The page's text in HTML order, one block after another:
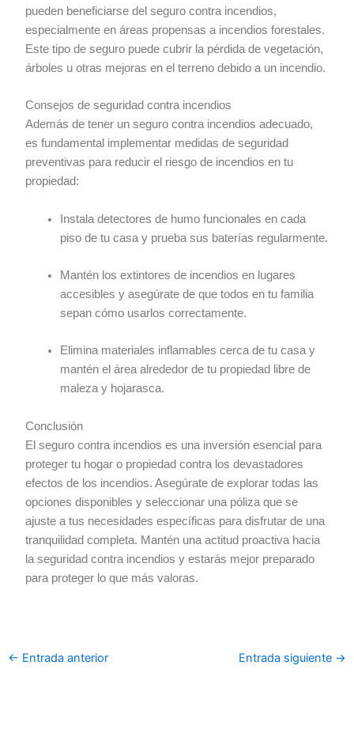
pueden beneficiarse del seguro contra incendios,
especialmente en áreas propensas a incendios forestales.
Este tipo de seguro puede cubrir la pérdida de vegetación,
árboles u otras mejoras en el terreno debido a un incendio.
Consejos de seguridad contra incendios
Además de tener un seguro contra incendios adecuado,
es fundamental implementar medidas de seguridad
preventivas para reducir el riesgo de incendios en tu
propiedad:
Instala detectores de humo funcionales en cada
piso de tu casa y prueba sus baterías regularmente.
Mantén los extintores de incendios en lugares
accesibles y asegúrate de que todos en tu familia
sepan cómo usarlos correctamente.
Elimina materiales inflamables cerca de tu casa y
mantén el área alrededor de tu propiedad libre de
maleza y hojarasca.
Conclusión
El seguro contra incendios es una inversión esencial para
proteger tu hogar o propiedad contra los devastadores
efectos de los incendios. Asegúrate de explorar todas las
opciones disponibles y seleccionar una póliza que se
ajuste a tus necesidades específicas para disfrutar de una
tranquilidad completa. Mantén una actitud proactiva hacia
la seguridad contra incendios y estarás mejor preparado
para proteger lo que más valoras.
← Entrada anterior Entrada siguiente →